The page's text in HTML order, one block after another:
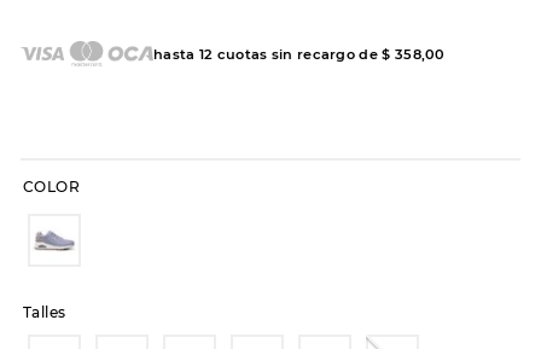
hasta 12 cuotas sin recargo de$ 358,00
COLOR
Talles